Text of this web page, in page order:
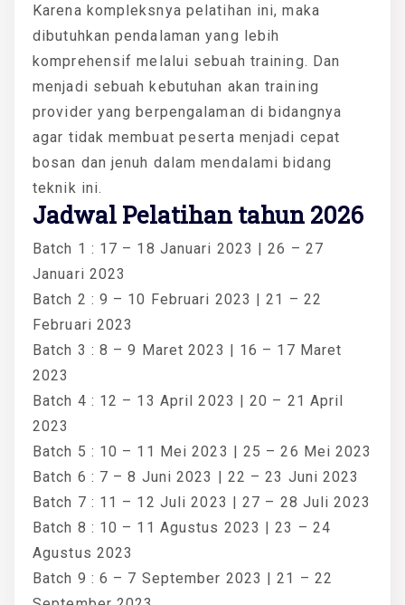
Karena kompleksnya pelatihan ini, maka
dibutuhkan pendalaman yang lebih
komprehensif melalui sebuah training. Dan
menjadi sebuah kebutuhan akan training
provider yang berpengalaman di bidangnya
agar tidak membuat peserta menjadi cepat
bosan dan jenuh dalam mendalami bidang
teknik ini.
Jadwal Pelatihan tahun 2026
Batch 1 : 17 – 18 Januari 2023 | 26 – 27
Januari 2023
Batch 2 : 9 – 10 Februari 2023 | 21 – 22
Februari 2023
Batch 3 : 8 – 9 Maret 2023 | 16 – 17 Maret
2023
Batch 4 : 12 – 13 April 2023 | 20 – 21 April
2023
Batch 5 : 10 – 11 Mei 2023 | 25 – 26 Mei 2023
Batch 6 : 7 – 8 Juni 2023 | 22 – 23 Juni 2023
Batch 7 : 11 – 12 Juli 2023 | 27 – 28 Juli 2023
Batch 8 : 10 – 11 Agustus 2023 | 23 – 24
Agustus 2023
Batch 9 : 6 – 7 September 2023 | 21 – 22